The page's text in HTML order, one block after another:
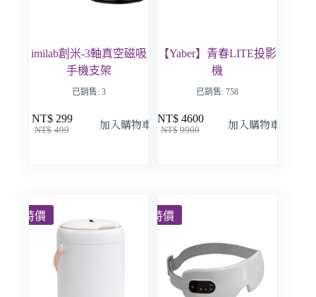
imilab創米-3軸真空磁吸
手機支架
已銷售: 3
NT$ 499
NT$ 299 加入購物車
【Yaber】青春LITE投影
機
已銷售: 758
NT$ 9900
NT$ 4600 加入購物車
特價 特價